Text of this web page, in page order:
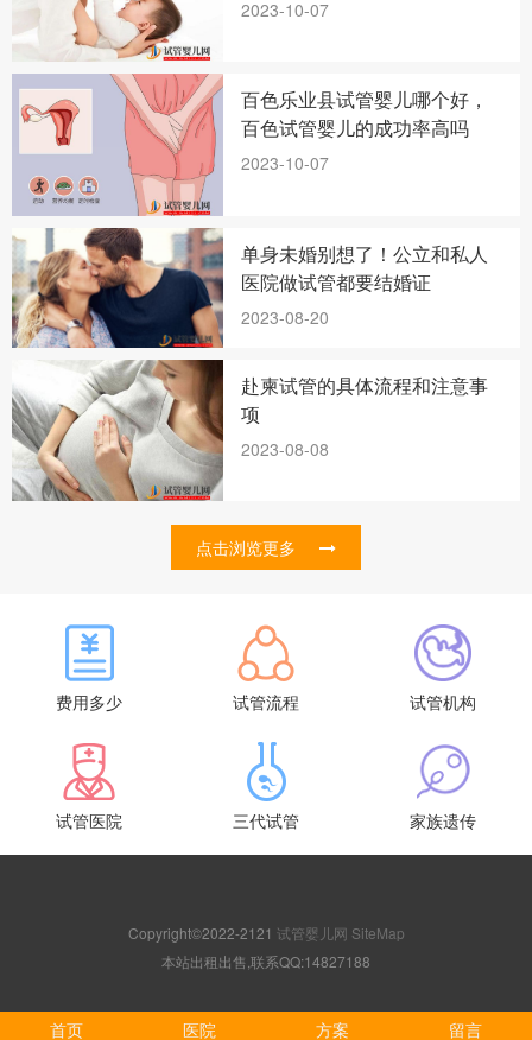
2023-10-07
百色乐业县试管婴儿哪个好，
百色试管婴儿的成功率高吗
2023-10-07
单身未婚别想了！公立和私人
医院做试管都要结婚证
2023-08-20
赴柬试管的具体流程和注意事
项
2023-08-08
点击浏览更多
费用多少 试管流程 试管机构
试管医院 三代试管 家族遗传
Copyright©2022-2121 试管婴儿网 SiteMap
本站出租出售,联系QQ:14827188
首页 医院 方案 留言